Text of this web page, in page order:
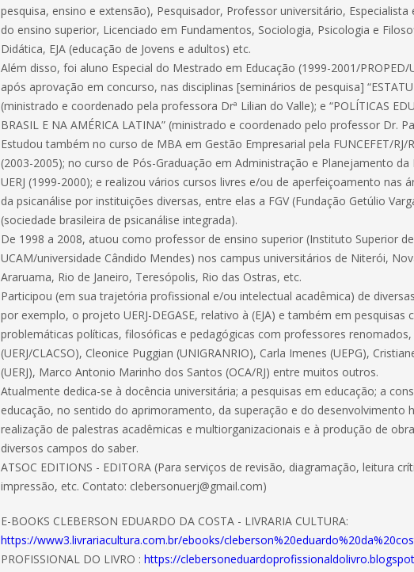
pesquisa, ensino e extensão), Pesquisador, Professor universitário,
do ensino superior, Licenciado em Fundamentos, Sociologia, Psicologia e
Didática, EJA (educação de Jovens e adultos) etc.
Além disso, foi aluno Especial do Mestrado em Educação (1999-2001/PROPED/
após aprovação em concurso, nas disciplinas [seminários de pesquisa]
(ministrado e coordenado pela professora Drª Lilian do Valle); e “POLÍTICAS
BRASIL E NA AMÉRICA LATINA” (ministrado e coordenado pelo professor Dr.
Estudou também no curso de MBA em Gestão Empresarial pela FUNCEFET/RJ/
(2003-2005); no curso de Pós-Graduação em Administração e Planejamento da
UERJ (1999-2000); e realizou vários cursos livres e/ou de aperfeiçoamento nas
da psicanálise por instituições diversas, entre elas a FGV (Fundação Getúlio
(sociedade brasileira de psicanálise integrada).
De 1998 a 2008, atuou como professor de ensino superior (Instituto Superior
UCAM/universidade Cândido Mendes) nos campus universitários de Niterói,
Araruama, Rio de Janeiro, Teresópolis, Rio das Ostras, etc.
Participou (em sua trajetória profissional e/ou intelectual acadêmica) de
por exemplo, o projeto UERJ-DEGASE, relativo à (EJA) e também em pesquisas
problemáticas políticas, filosóficas e pedagógicas com professores
(UERJ/CLACSO), Cleonice Puggian (UNIGRANRIO), Carla Imenes (UEPG),
(UERJ), Marco Antonio Marinho dos Santos (OCA/RJ) entre muitos outros.
Atualmente dedica-se à docência universitária; a pesquisas em educação; a
educação, no sentido do aprimoramento, da superação e do desenvolvimento
realização de palestras acadêmicas e multiorganizacionais e à produção de
diversos campos do saber.
ATSOC EDITIONS - EDITORA (Para serviços de revisão, diagramação, leitura
impressão, etc. Contato: clebersonuerj@gmail.com)
E-BOOKS CLEBERSON EDUARDO DA COSTA - LIVRARIA CULTURA:
https://www3.livrariacultura.com.br/ebooks/
PROFISSIONAL DO LIVRO :https://